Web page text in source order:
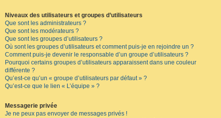
Niveaux des utilisateurs et groupes d’utilisateurs
Que sont les administrateurs ?
Que sont les modérateurs ?
Que sont les groupes d’utilisateurs ?
Où sont les groupes d’utilisateurs et comment puis-je en rejoindre un ?
Comment puis-je devenir le responsable d’un groupe d’utilisateurs ?
Pourquoi certains groupes d’utilisateurs apparaissent dans une couleur
différente ?
Qu’est-ce qu’un « groupe d’utilisateurs par défaut » ?
Qu’est-ce que le lien « L’équipe » ?
Messagerie privée
Je ne peux pas envoyer de messages privés !